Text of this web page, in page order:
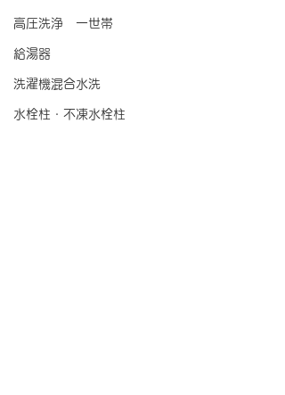
高圧洗浄 一世帯
給湯器
洗濯機混合水洗
水栓柱・不凍水栓柱